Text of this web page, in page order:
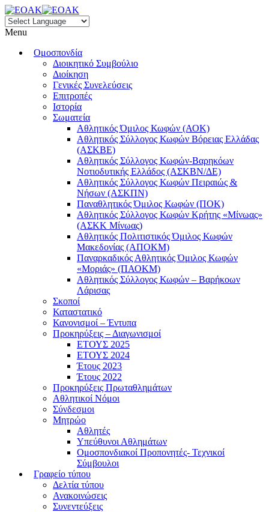
Menu
Ομοσπονδία
Διοικητικό Συμβούλιο
Διοίκηση
Γενικές Συνελεύσεις
Επιτροπές
Ιστορία
Σωματεία
Αθλητικός Όμιλος Κωφών (ΑΟΚ)
Αθλητικός Σύλλογος Κωφών Βόρειας Ελλάδας
(ΑΣΚΒΕ)
Αθλητικός Σύλλογος Κωφών-Βαρηκόων
Νοτιοδυτικής Ελλάδος (ΑΣΚΒΝ/ΔΕ)
Αθλητικός Σύλλογος Κωφών Πειραιώς &
Νήσων (ΑΣΚΠΝ)
Παναθλητικός Όμιλος Κωφών (ΠΟΚ)
Αθλητικός Σύλλογος Κωφών Κρήτης «Μίνωας»
(ΑΣΚΚ Μίνωας)
Αθλητικός Πολιτιστικός Όμιλος Κωφών
Μακεδονίας (ΑΠΟΚΜ)
Παναρκαδικός Αθλητικός Όμιλος Κωφών
«Μοριάς» (ΠΑΟΚΜ)
Αθλητικός Σύλλογος Κωφών – Βαρήκοων
Λάρισας
Σκοποί
Καταστατικό
Κανονισμοί – Έντυπα
Προκηρύξεις – Διαγωνισμοί
ΕΤΟΥΣ 2025
ΕΤΟΥΣ 2024
Έτους 2023
Έτους 2022
Προκηρύξεις Πρωταθλημάτων
Αθλητικοί Νόμοι
Σύνδεσμοι
Μητρώο
Αθλητές
Υπεύθυνοι Αθλημάτων
Ομοσπονδιακοί Προπονητές- Τεχνικοί
Σύμβουλοι
Γραφείο τύπου
Δελτία τύπου
Ανακοινώσεις
Συνεντεύξεις